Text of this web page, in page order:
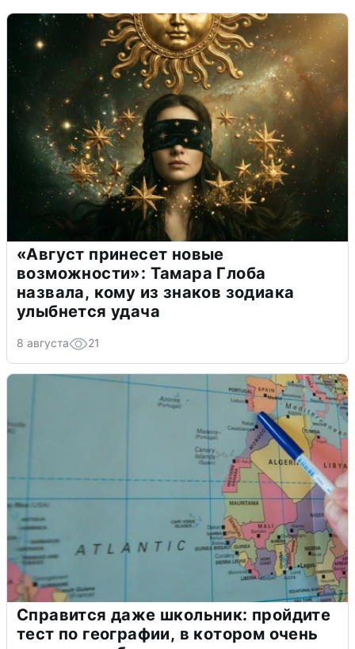
«Август принесет новые
возможности»: Тамара Глоба
назвала, кому из знаков зодиака
улыбнется удача
8 августа 21
Справится даже школьник: пройдите
тест по географии, в котором очень